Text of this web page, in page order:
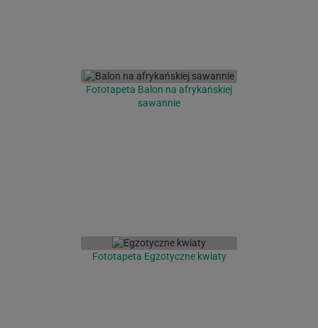
Fototapeta Balon na afrykańskiej
sawannie
Fototapeta Egzotyczne kwiaty